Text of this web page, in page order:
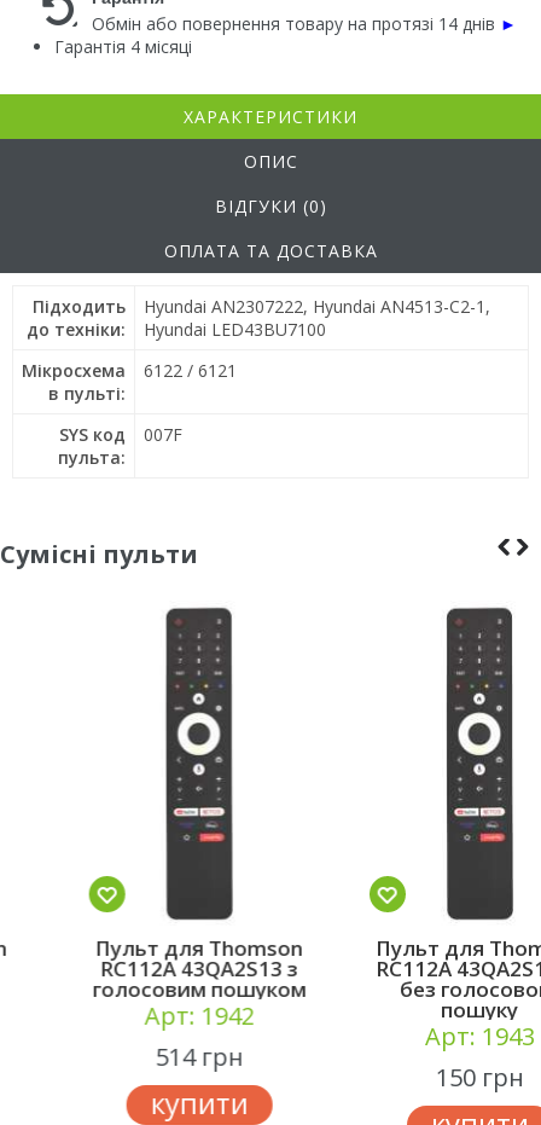
Обмін або повернення товару на протязі 14 днів ►
Гарантія 4 місяці
ХАРАКТЕРИСТИКИ
ОПИС
ВІДГУКИ (0)
ОПЛАТА ТА ДОСТАВКА
Підходить
до техніки:
Hyundai AN2307222, Hyundai AN4513-C2-1,
Hyundai LED43BU7100
Мікросхема
в пульті:
6122 / 6121
SYS код
пульта:
007F
Сумісні пульти
Пульт для Thomson
RC112A 43QA2S13 з
голосовим пошуком
Арт: 1942
514 грн
купити
Пульт для Thomson
RC112A 43QA2S13 IR
без голосового
пошуку
Арт: 1943
150 грн